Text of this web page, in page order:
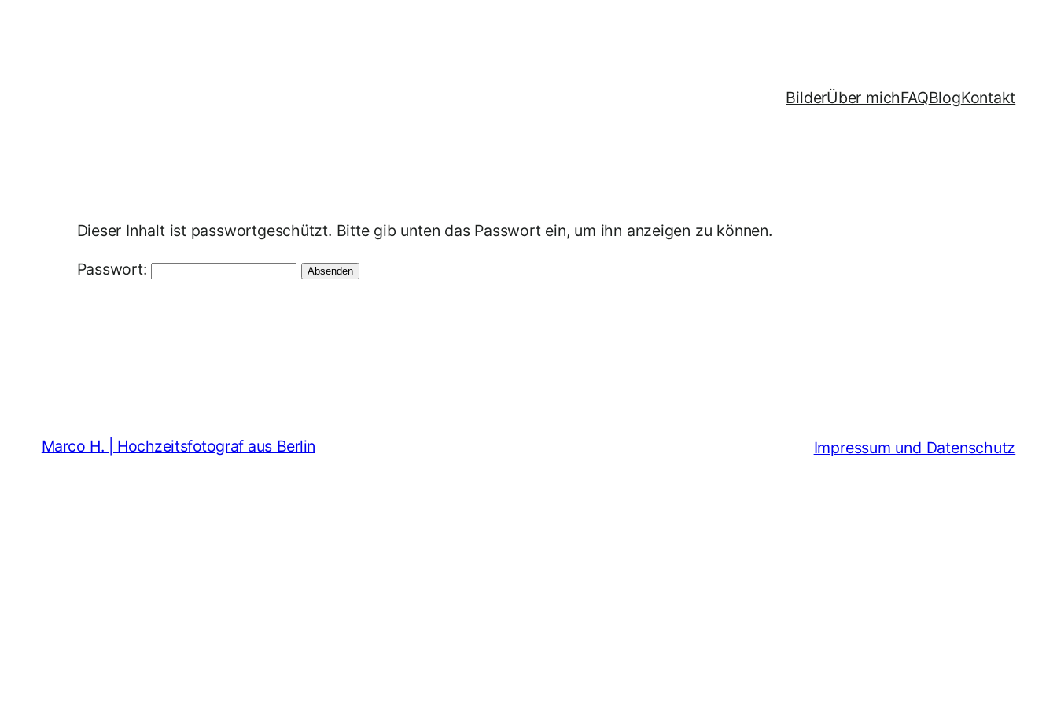
BilderÜber michFAQBlogKontakt
Dieser Inhalt ist passwortgeschützt. Bitte gib unten das Passwort ein, um ihn anzeigen zu können.
Passwort:
Marco H. | Hochzeitsfotograf aus Berlin Impressum und Datenschutz